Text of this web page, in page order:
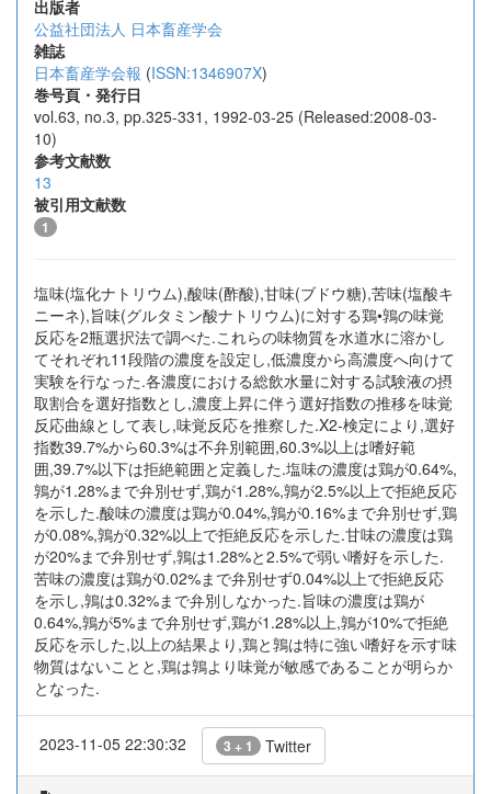
出版者
公益社団法人 日本畜産学会
雑誌
日本畜産学会報 (ISSN:1346907X)
巻号頁・発行日
vol.63, no.3, pp.325-331, 1992-03-25 (Released:2008-03-
10)
参考文献数
13
被引用文献数
1
塩味(塩化ナトリウム),酸味(酢酸),甘味(ブドウ糖),苦味(塩酸キ
ニーネ),旨味(グルタミン酸ナトリウム)に対する鶏•鶉の味覚
反応を2瓶選択法で調べた.これらの味物質を水道水に溶かし
てそれぞれ11段階の濃度を設定し,低濃度から高濃度へ向けて
実験を行なった.各濃度における総飲水量に対する試験液の摂
取割合を選好指数とし,濃度上昇に伴う選好指数の推移を味覚
反応曲線として表し,味覚反応を推察した.X2-検定により,選好
指数39.7%から60.3%は不弁別範囲,60.3%以上は嗜好範
囲,39.7%以下は拒絶範囲と定義した.塩味の濃度は鶏が0.64%,
鶉が1.28%まで弁別せず,鶏が1.28%,鶉が2.5%以上で拒絶反応
を示した.酸味の濃度は鶏が0.04%,鶉が0.16%まで弁別せず,鶏
が0.08%,鶉が0.32%以上で拒絶反応を示した.甘味の濃度は鶏
が20%まで弁別せず,鶉は1.28%と2.5%で弱い嗜好を示した.
苦味の濃度は鶏が0.02%まで弁別せず0.04%以上で拒絶反応
を示し,鶉は0.32%まで弁別しなかった.旨味の濃度は鶏が
0.64%,鶉が5%まで弁別せず,鶏が1.28%以上,鶉が10%で拒絶
反応を示した,以上の結果より,鶏と鶉は特に強い嗜好を示す味
物質はないことと,鶏は鶉より味覚が敏感であることが明らか
となった.
2023-11-05 22:30:32 3 + 1 Twitter